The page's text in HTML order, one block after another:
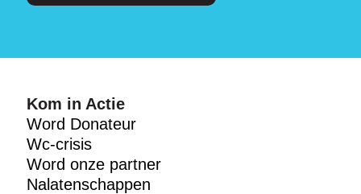
Kom in Actie
Word Donateur
Wc-crisis
Word onze partner
Nalatenschappen